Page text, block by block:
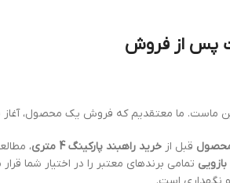
پس از فروش
ماست. ما معتقدیم که فروش یک محصول،
قبل از خرید راهبند پارکینگ 4 متری ،
تمامی برندهای معتبر را در اختیار شما